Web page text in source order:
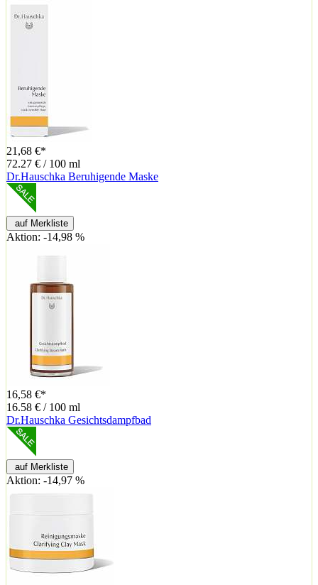
21,68 €*
72.27 € / 100 ml
Dr.Hauschka Beruhigende Maske
auf Merkliste
Aktion: -14,98 %
16,58 €*
16.58 € / 100 ml
Dr.Hauschka Gesichtsdampfbad
auf Merkliste
Aktion: -14,97 %